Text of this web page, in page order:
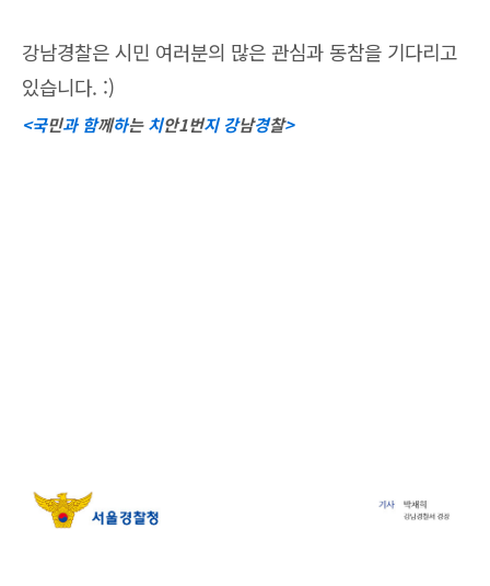
강남경찰은 시민 여러분의 많은 관심과 동참을 기다리고
있습니다. :)
<국민과 함께하는 치안1번지 강남경찰>